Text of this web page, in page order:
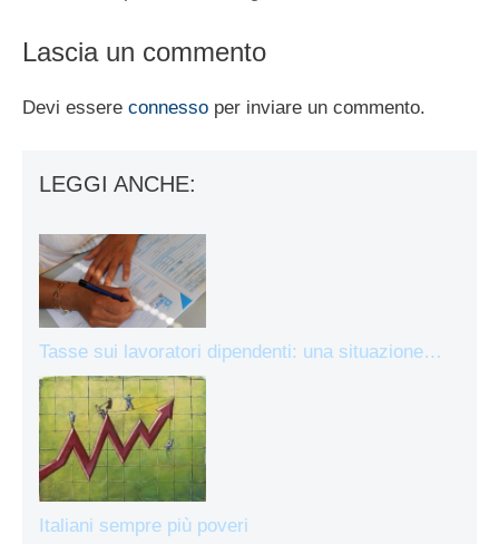
Lascia un commento
Devi essere connesso per inviare un commento.
LEGGI ANCHE:
Tasse sui lavoratori dipendenti: una situazione…
Italiani sempre più poveri